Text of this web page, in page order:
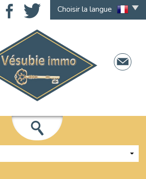
Choisir la langue